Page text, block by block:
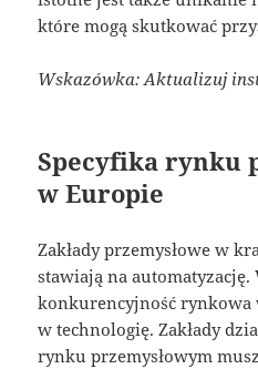
które mogą skutkować
Wskazówka: Aktualizuj
Specyfika rynku
w Europie
Zakłady przemysłowe w
stawiają na automatyzację.
konkurencyjność rynkowa
w technologię. Zakłady
rynku przemysłowym